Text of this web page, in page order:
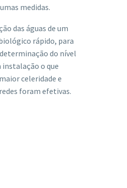
medidas.
das águas de um
rápido, para
do nível
o que
celeridade e
foram efetivas.